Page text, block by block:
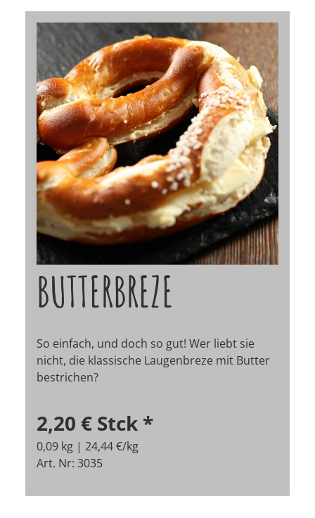
BUTTERBREZE
So einfach, und doch so gut! Wer liebt sie
nicht, die klassische Laugenbreze mit Butter
bestrichen?
2,20 € Stck *
0,09 kg | 24,44 €/kg
Art. Nr: 3035